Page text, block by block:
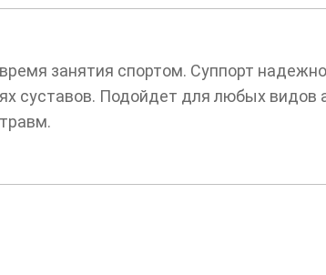
занятия спортом. Суппорт
суставов. Подойдет для любых видов